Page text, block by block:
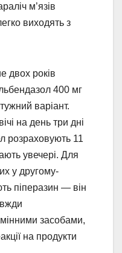
м’язів
виходять з
двох років
400 мг
варіант.
на день три дні
розраховують 11
увечері. Для
у другому-
піперазин — він
засобами,
на продукти